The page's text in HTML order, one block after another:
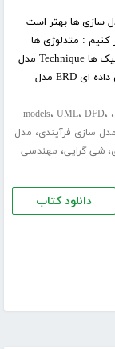
سازی ها بهتر است
کنیم : متدلوژی ها
مدل ها Models ابزار Tools تکنیک ها Technique مدل
سازی فرآیندی DFD مدل سازی داده ای ERD مدل
، models، UML، DFD،
مدل سازی فرآیندی، مدل
،شی گرایی، مهندسی
دانلود کتاب